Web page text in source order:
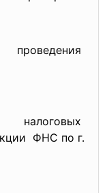
ФНС по г.